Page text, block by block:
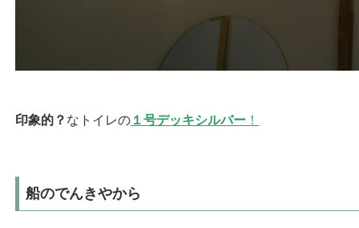
印象的？ なトイレの １号デッキシルバー ！
船のでんきやから